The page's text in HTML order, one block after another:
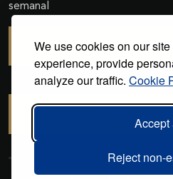
We use cookies on our
experience, provide
analyze our traffic. Cookie
Accept
Reject non-
semanal